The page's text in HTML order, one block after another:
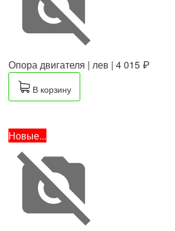
Опора двигателя | лев | 4 015 ₽
В корзину
Новые...